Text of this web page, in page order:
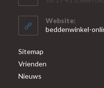
Website:
beddenwinkel-
Sitemap
Vrienden
Nieuws